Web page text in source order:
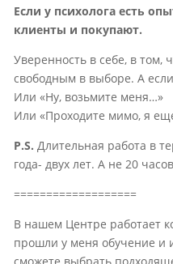
Если у психолога есть
клиенты и покупают.
Уверенность в себе, в том,
свободным в выборе. А
Или «Ну, возьмите меня…»
Или «Проходите мимо, я
P.S. Длительная работа в
года- двух лет. А не 20
===================
В нашем Центре работает
прошли у меня обучение и